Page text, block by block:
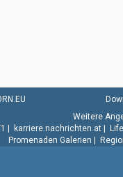
Weitere
| karriere.nachrichten.at |
Promenaden Galerien |